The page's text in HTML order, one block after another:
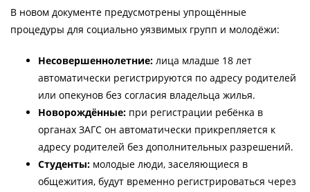
В новом документе предусмотрены упрощённые
процедуры для социально уязвимых групп и молодёжи:
Несовершеннолетние: лица младше 18 лет
автоматически регистрируются по адресу родителей
или опекунов без согласия владельца жилья.
Новорождённые: при регистрации ребёнка в
органах ЗАГС он автоматически прикрепляется к
адресу родителей без дополнительных разрешений.
Студенты: молодые люди, заселяющиеся в
общежития, будут временно регистрироваться через